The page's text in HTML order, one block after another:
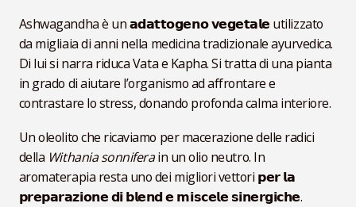
Ashwagandha è un 𝗮𝗱𝗮𝘁𝘁𝗼𝗴𝗲𝗻𝗼 𝘃𝗲𝗴𝗲𝘁𝗮𝗹𝗲 utilizzato
da migliaia di anni nella medicina tradizionale ayurvedica.
Di lui si narra riduca Vata e Kapha. Si tratta di una pianta
in grado di aiutare l’organismo ad affrontare e
contrastare lo stress, donando profonda calma interiore.
Un oleolito che ricaviamo per macerazione delle radici
della Withania sonniferain un olio neutro. In
aromaterapia resta uno dei migliori vettori 𝗽𝗲𝗿 𝗹𝗮
𝗽𝗿𝗲𝗽𝗮𝗿𝗮𝘇𝗶𝗼𝗻𝗲 𝗱𝗶 𝗯𝗹𝗲𝗻𝗱 𝗲 𝗺𝗶𝘀𝗰𝗲𝗹𝗲 𝘀𝗶𝗻𝗲𝗿𝗴𝗶𝗰𝗵𝗲.